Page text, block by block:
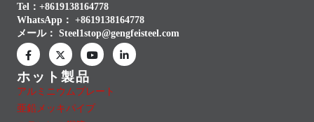
Tel：+8619138164778
WhatsApp： +8619138164778
メール： Steel1stop@gengfeisteel.com
ホット製品
アルミニウムプレート
亜鉛メッキパイプ